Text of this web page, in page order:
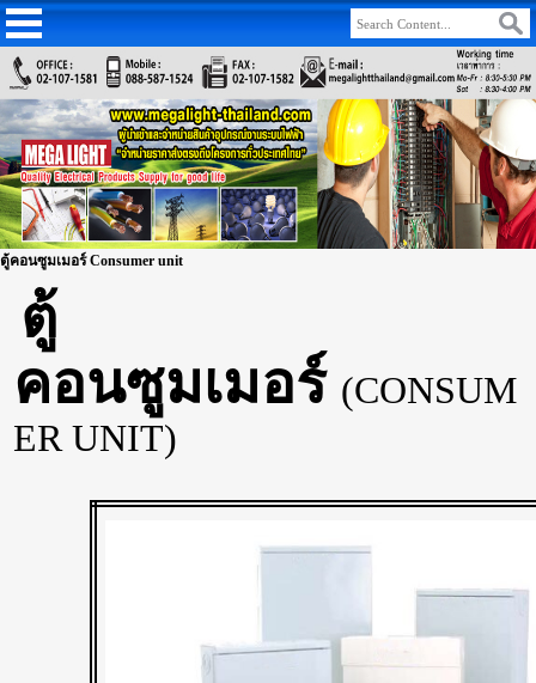
ตู้คอนซูมเมอร์ Consumer unit
ตู้
คอนซูมเมอร์ (CONSUM
ER UNIT)